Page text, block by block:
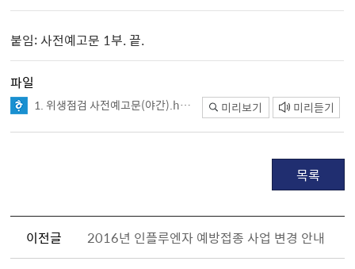
붙임: 사전예고문 1부. 끝.
파일
1. 위생점검 사전예고문(야간).hwp 미리보기 미리듣기
목록
이전글 2016년 인플루엔자 예방접종 사업 변경 안내